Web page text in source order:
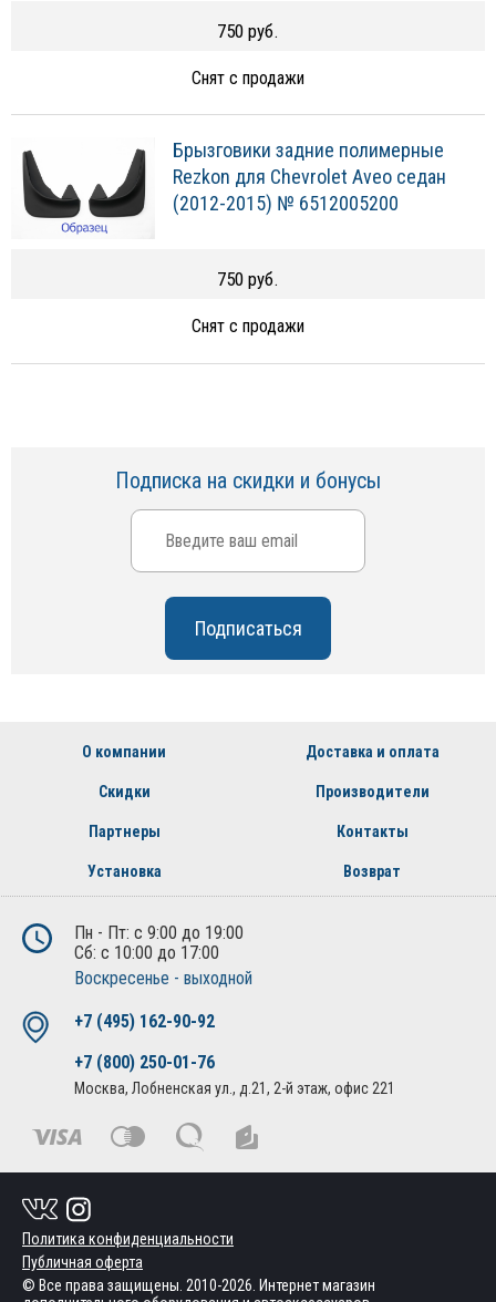
750 руб.
Снят с продажи
Брызговики задние полимерные
Rezkon для Chevrolet Aveo седан
(2012-2015) № 6512005200
750 руб.
Снят с продажи
Подписка на скидки и бонусы
О компании Доставка и оплата
Скидки Производители
Партнеры Контакты
Установка Возврат
Пн - Пт: с 9:00 до 19:00
Сб: с 10:00 до 17:00
Воскресенье - выходной
+7 (495) 162-90-92
+7 (800) 250-01-76
Москва, Лобненская ул., д.21, 2-й этаж, офис 221
Политика конфиденциальности
Публичная оферта
© Все права защищены. 2010-2026. Интернет магазин